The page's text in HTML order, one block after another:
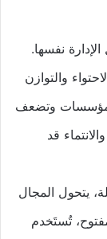
نفسها.
والتوازن
المؤسسات وتضعف
قد
يتحول المجال
تُستَخدم